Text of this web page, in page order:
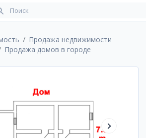
Продажа недвижимости
Продажа домов в городе